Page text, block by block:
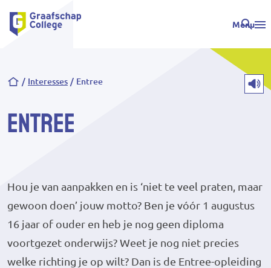
Menu
Kruimelpad
Interesses Entree
Entree
Hou je van aanpakken en is ‘niet te veel praten, maar
gewoon doen’ jouw motto? Ben je vóór 1 augustus
16 jaar of ouder en heb je nog geen diploma
voortgezet onderwijs? Weet je nog niet precies
welke richting je op wilt? Dan is de Entree-opleiding